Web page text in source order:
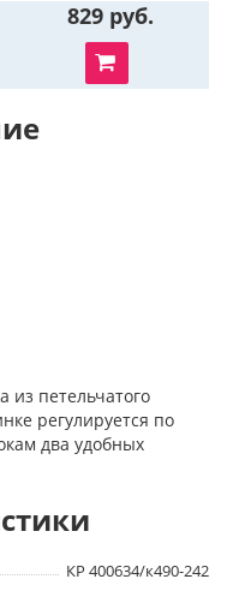
829 руб.
петельчатого
регулируется по
два удобных
КР 400634/к490-242